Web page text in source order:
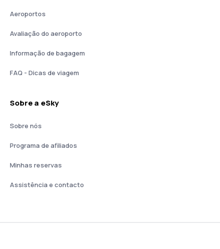
Aeroportos
Avaliação do aeroporto
Informação de bagagem
FAQ - Dicas de viagem
Sobre a eSky
Sobre nós
Programa de afiliados
Minhas reservas
Assistência e contacto